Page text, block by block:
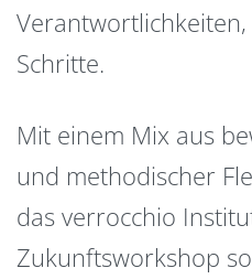
Schritte.
Mit einem Mix aus
und methodischer
das verrocchio
Zukunftsworkshop